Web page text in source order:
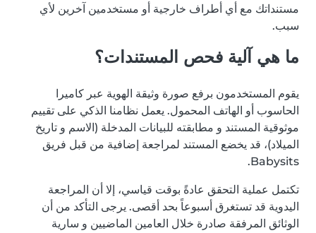
مستنداتك مع أي أطراف خارجية أو مستخدمين آخرين لأي
سبب.
ما هي آلية فحص المستندات؟
يقوم المستخدمون برفع صورة وثيقة الهوية عبر كاميرا
الحاسوب أو الهاتف المحمول. يعمل نظامنا الذكي على تقييم
موثوقية المستند و مطابقته للبيانات المدخلة (الاسم و تاريخ
الميلاد)، قد يخضع المستند لمراجعة إضافية من قبل فريق
Babysits.
تكتمل عملية التحقق عادةً بوقت قياسي، إلا أن المراجعة
اليدوية قد تستغرق أسبوعاً بحد أقصى. يرجى التأكد من أن
الوثائق المرفقة صادرة خلال العامين الماضيين و سارية